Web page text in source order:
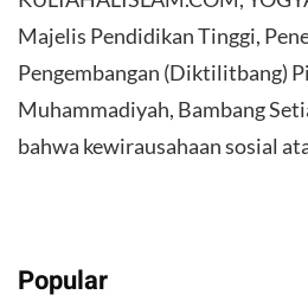
Majelis Pendidikan Tinggi,
Pengembangan (Diktilitbang)
Muhammadiyah, Bambang
bahwa kewirausahaan sosial
Popular